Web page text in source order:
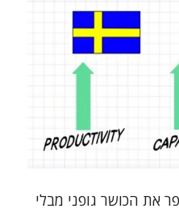
את הכושר גופני מבלי